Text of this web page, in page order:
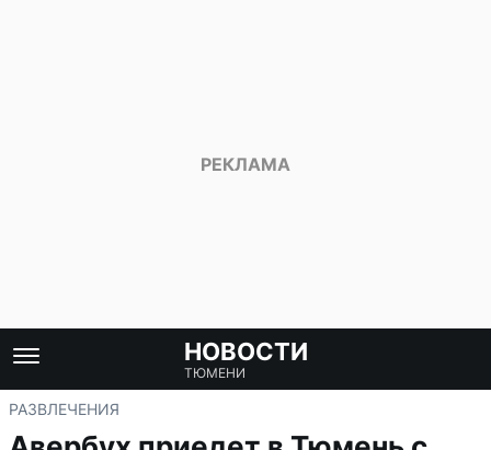
НОВОСТИ
ТЮМЕНИ
РАЗВЛЕЧЕНИЯ